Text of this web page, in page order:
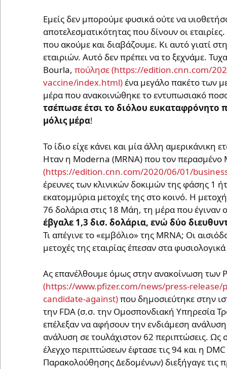
Εμείς δεν μπορούμε φυσικά ούτε να
αποτελεσματικότητας που δίνουν οι
που ακούμε και διαβάζουμε. Κι αυτό γιατί
εταιριών. Αυτό δεν πρέπει να το ξεχνάμε.
Bourla, πούλησε
ένα μεγάλο πακέτο των
μέρα που ανακοινώθηκε το εντυπωσιακό
τσέπωσε έτσι το διόλου ευκαταφρόνητο
μόλις μέρα!
Το ίδιο είχε κάνει και μία άλλη
Ηταν η Moderna (MRNA) που τον
έρευνες των κλινικών δοκιμών της φάσης 1
εκατομμύρια μετοχές της στο κοινό. Η
76 δολάρια στις 18 Μάη, τη μέρα που έγιναν
έβγαλε 1,3 δισ. δολάρια, ενώ δύο
Τι απέγινε το «εμβόλιο» της MRNA; Οι
μετοχές της εταιρίας έπεσαν στα
Ας επανέλθουμε όμως στην ανακοίνωση των
που δημοσιεύτηκε στην
την FDA (σ.σ. την Ομοσπονδιακή Υπηρεσία
επέλεξαν να αφήσουν την ενδιάμεση
ανάλυση σε τουλάχιστον 62 περιπτώσεις.
έλεγχο περιπτώσεων έφτασε τις 94 και η
Παρακολούθησης Δεδομένων) διεξήγαγε τις